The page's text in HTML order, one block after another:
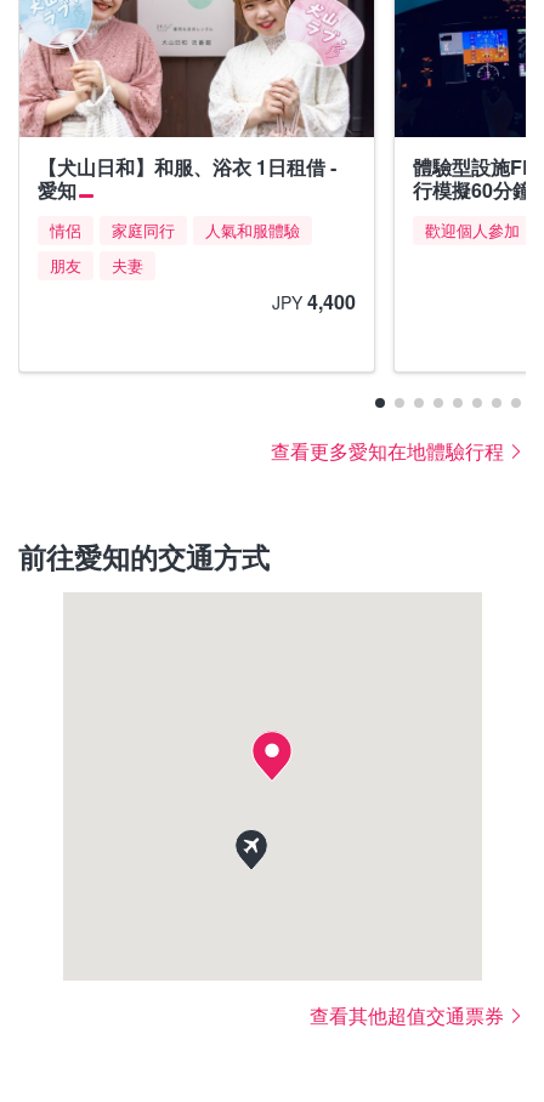
【犬山日和】和服、浴衣 1日租借 ‐
愛知
情侶 家庭同行
人氣和服體驗
朋友
夫妻
JPY 4,400
體驗型設施
行模擬60分鐘
歡迎個人參加
查看更多愛知在地體驗行程
前往愛知的交通方式
查看其他超值交通票券